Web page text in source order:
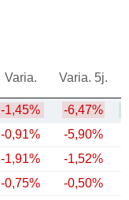
Varia. Varia. 5j.
-1,45% -6,47%
-0,91% -5,90%
-1,91% -1,52%
-0,75% -0,50%